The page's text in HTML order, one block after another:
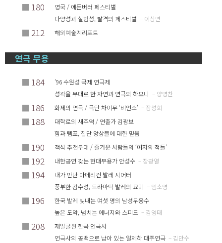
■ 180
영국 / 에든버러 페스티벌
다양성과 실험성, 탈격의 페스티벌 – 이상면
■ 212 해외예술계리포트
연극 무용
■ 184
’96 수원성 국제 연극제
성곽을 무대로 한 자연과 연극의 하모니 – 양영찬
■ 186 화제의 연극 / 극단 차이무 ‘비언소’ – 장성희
■ 188
대학로의 새주역 / 연출가 김광보
힘과 템포, 집단 앙상블에 대한 믿음
■ 190 객석 추천무대 / 즐거운 사람들의 ‘여자의 적들’
■ 192 내한공연 갖는 현대무용가 안성수 – 장광열
■ 194
내가 만난 아메리컨 발레 시어터
풍부한 감수성, 드라마틱 발레의 묘미 – 임소영
■ 196
한국 발레 빛내는 여섯 명의 남성무용수
높은 도약, 넘치는 에너지와 스피드 – 김영태
■ 208
재발굴된 한국 연극사
연극사의 공백으로 남아 있는 일제하 대주연극 – 김만수